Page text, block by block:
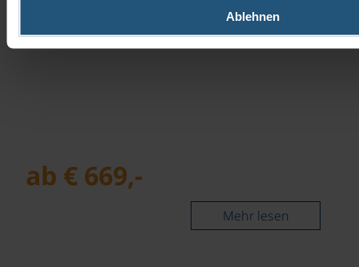
Ablehnen
ab € 669,-
Mehr lesen